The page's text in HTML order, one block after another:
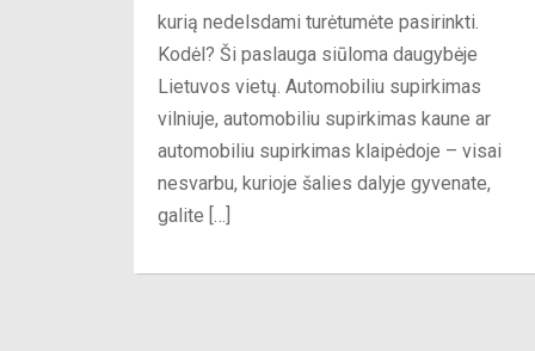
kurią nedelsdami turėtumėte pasirinkti.
Kodėl? Ši paslauga siūloma daugybėje
Lietuvos vietų. Automobiliu supirkimas
vilniuje, automobiliu supirkimas kaune ar
automobiliu supirkimas klaipėdoje – visai
nesvarbu, kurioje šalies dalyje gyvenate,
galite […]